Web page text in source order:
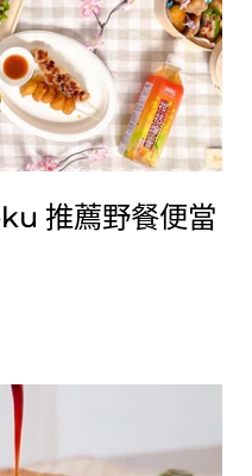
推薦野餐便當